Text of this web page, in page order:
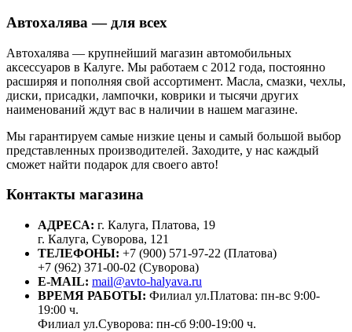
Автохалява — для всех
Автохалява — крупнейший магазин автомобильных
аксессуаров в Калуге. Мы работаем с 2012 года, постоянно
расширяя и пополняя свой ассортимент. Масла, смазки, чехлы,
диски, присадки, лампочки, коврики и тысячи других
наименований ждут вас в наличии в нашем магазине.
Мы гарантируем самые низкие цены и самый большой выбор
представленных производителей. Заходите, у нас каждый
сможет найти подарок для своего авто!
Контакты магазина
АДРЕСА: г. Калуга, Платова, 19
г. Калуга, Суворова, 121
ТЕЛЕФОНЫ: +7 (900) 571-97-22 (Платова)
+7 (962) 371-00-02 (Суворова)
E-MAIL: mail@avto-halyava.ru
ВРЕМЯ РАБОТЫ: Филиал ул.Платова: пн-вс 9:00-
19:00 ч.
Филиал ул.Суворова: пн-сб 9:00-19:00 ч.